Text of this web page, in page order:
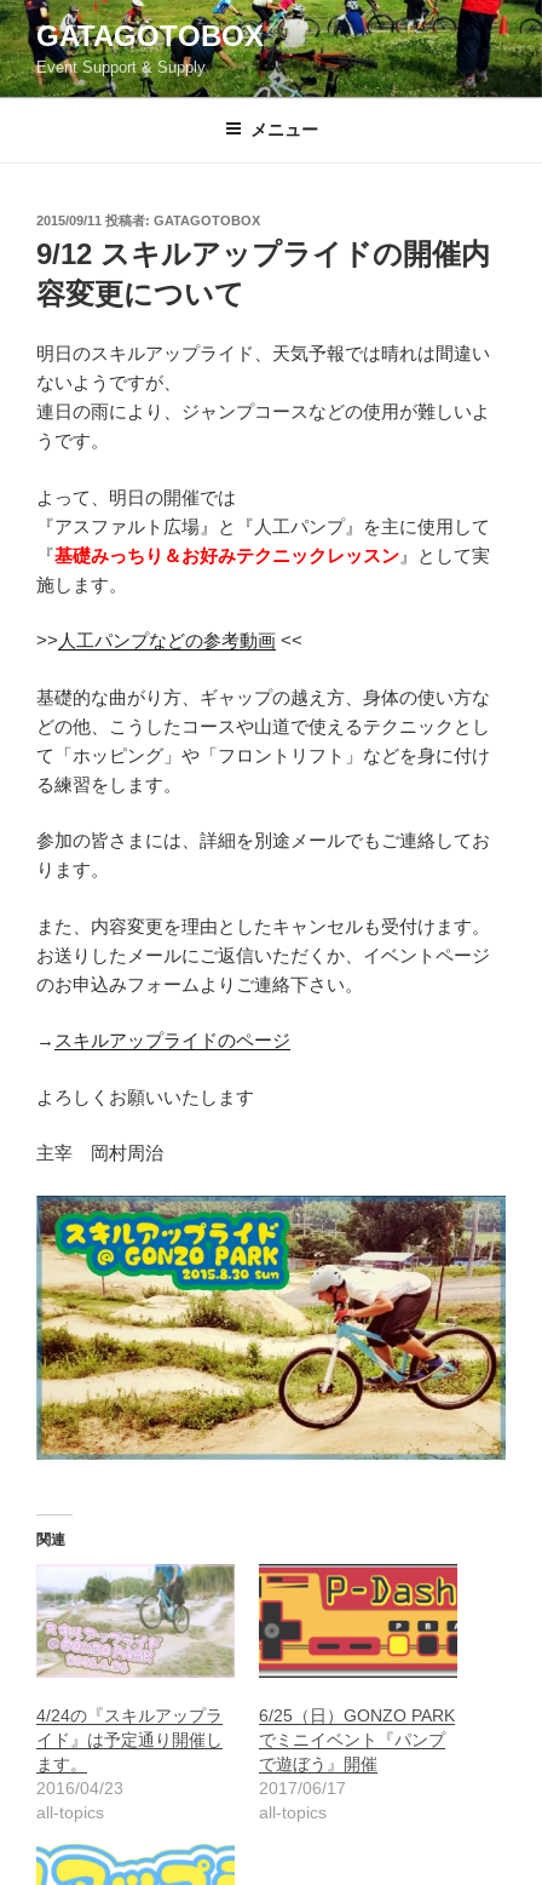
コ
ン
テ
ン
GATAGOTOBOX
Event Support & Supply
メニュー
投
稿
日:
2015/09/11 投稿者: GATAGOTOBOX
9/12 スキルアップライドの開催内
容変更について
明日のスキルアップライド、天気予報では晴れは間違い
ないようですが、
連日の雨により、ジャンプコースなどの使用が難しいよ
うです。
よって、明日の開催では
『アスファルト広場』と『人工パンプ』を主に使用して
『基礎みっちり＆お好みテクニックレッスン 』として実
施します。
>> 人工パンプなどの参考動画 <<
基礎的な曲がり方、ギャップの越え方、身体の使い方な
どの他、
こうしたコースや山道で使えるテクニックとし
て
「ホッピング」や「フロントリフト」などを身に付け
る練習をします。
参加の皆さまには、詳細を別途メールでもご連絡してお
ります。
また、内容変更を理由としたキャンセルも受付けます。
お送りしたメールにご返信いただくか、イベントページ
のお申込みフォームよりご連絡下さい。
→ スキルアップライドのページ
よろしくお願いいたします
主宰 岡村周治
関連
4/24の『スキルアップラ
イド』は予定通り開催し
ます。
2016/04/23
all-topics
6/25（日）GONZO PARK
でミニイベント『パンプ
で遊ぼう』開催
2017/06/17
all-topics